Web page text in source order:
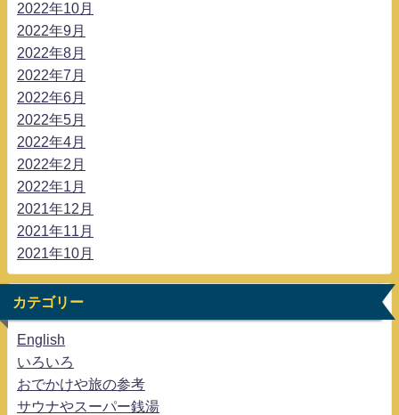
2022年10月
2022年9月
2022年8月
2022年7月
2022年6月
2022年5月
2022年4月
2022年2月
2022年1月
2021年12月
2021年11月
2021年10月
カテゴリー
English
いろいろ
おでかけや旅の参考
サウナやスーパー銭湯